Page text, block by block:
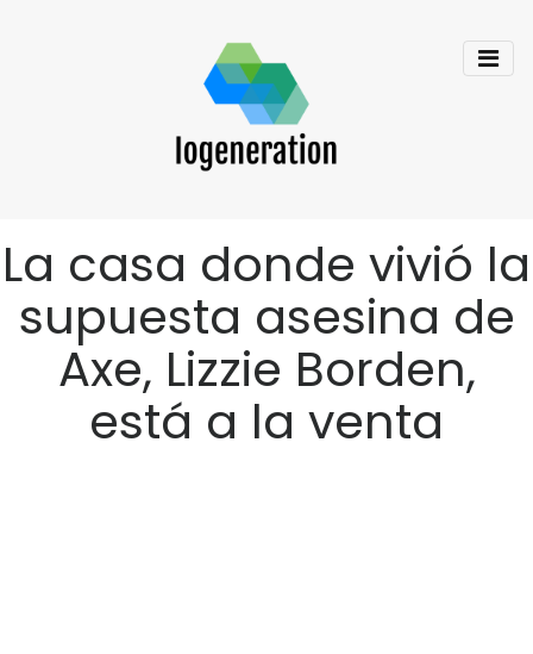
La casa donde vivió la
supuesta asesina de
Axe, Lizzie Borden,
está a la venta